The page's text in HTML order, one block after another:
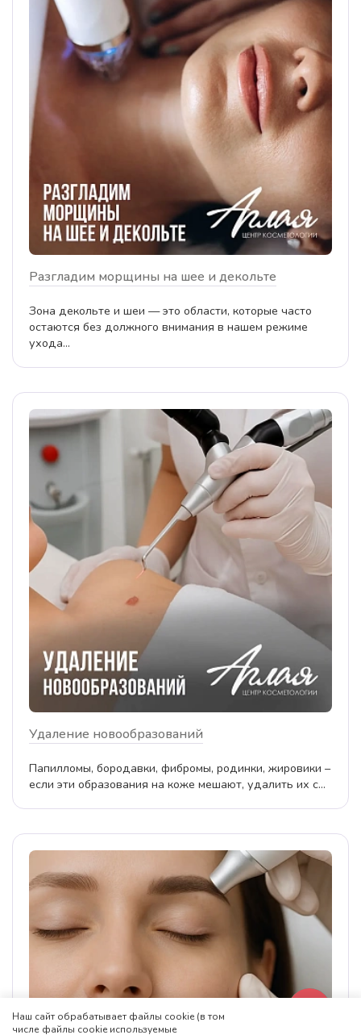
Разгладим морщины на шее и декольте
Зона декольте и шеи — это области, которые часто
остаются без должного внимания в нашем режиме
ухода...
Удаление новообразований
Папилломы, бородавки, фибромы, родинки, жировики –
если эти образования на коже мешают, удалить их с...
Наш сайт обрабатывает файлы cookie (в том
числе файлы cookie используемые